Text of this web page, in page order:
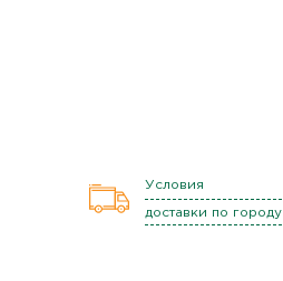
Условия
доставки по городу